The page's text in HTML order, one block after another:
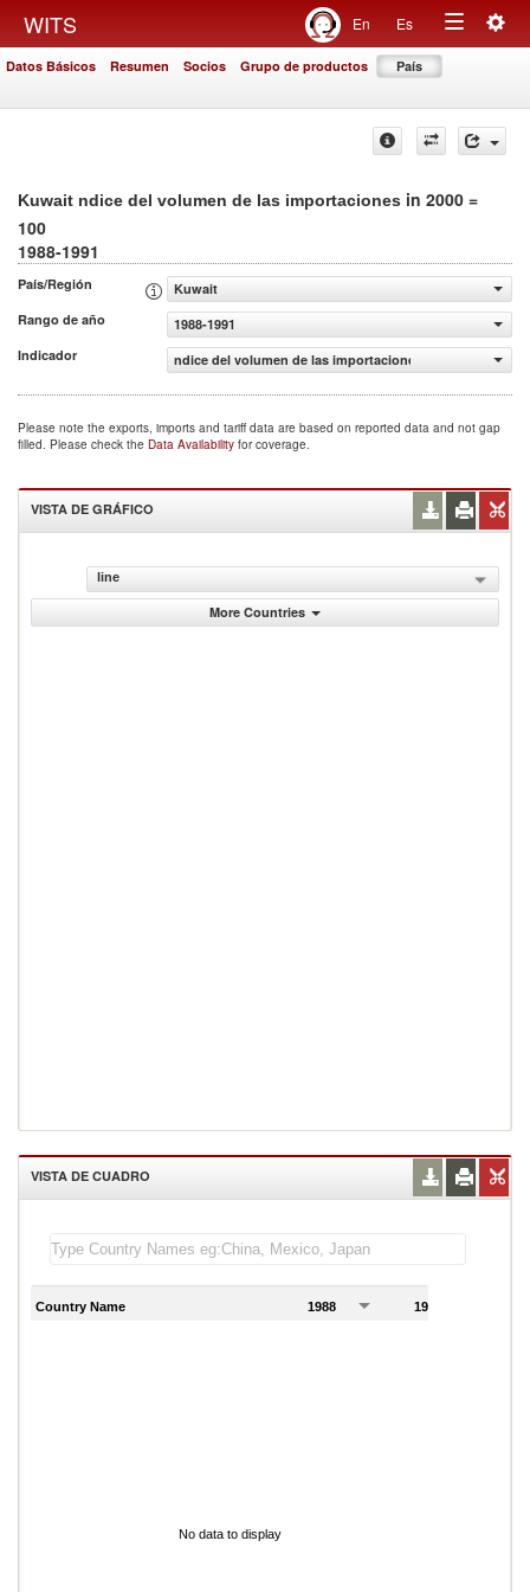
WITS En Es
Toggle
Datos Básicos Resumen Socios Grupo de productos País
Kuwait ndice del volumen de las importaciones in 2000 =
100
1988-1991
País/Región
Kuwait
Rango de año
1988-1991
Indicador
ndice del volumen de las importaciones (2000 = 100)
Please note the exports, imports and tariff data are based on reported data and not gap
filled. Please check the Data Availability for coverage.
VISTA DE GRÁFICO
line
More Countries
VISTA DE CUADRO
Country Name 1988 1989
No data to display